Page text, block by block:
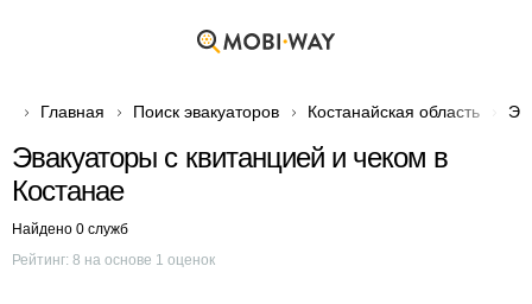
Главная Поиск эвакуаторов Костанайская область
Эвакуаторы с квитанцией и чеком в
Костанае
Найдено 0 служб
Рейтинг: 8 на основе 1 оценок